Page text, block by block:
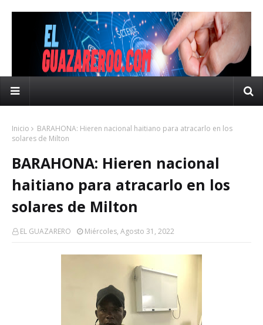
Inicio
BARAHONA: Hieren nacional haitiano para atracarlo en los
solares de Milton
BARAHONA: Hieren nacional
haitiano para atracarlo en los
solares de Milton
EL GUAZARERO Miércoles, Agosto 31, 2022